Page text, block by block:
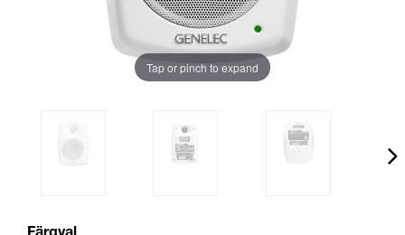
Tap or pinch to expand
Färgval